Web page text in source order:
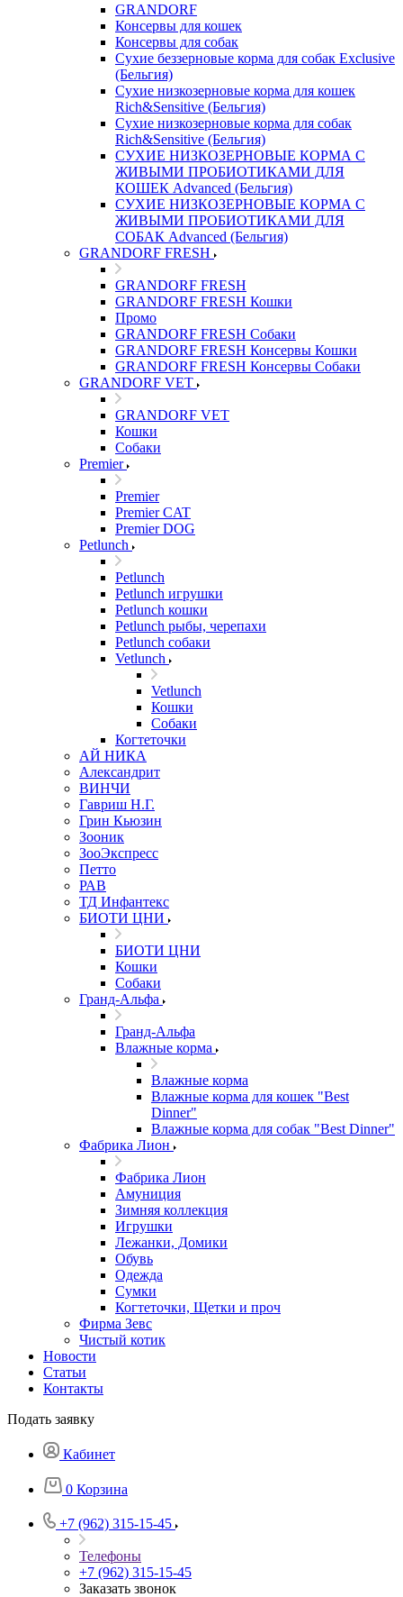
GRANDORF
Консервы для кошек
Консервы для собак
Сухие беззерновые корма для собак Exclusive
(Бельгия)
Сухие низкозерновые корма для кошек
Rich&Sensitive (Бельгия)
Сухие низкозерновые корма для собак
Rich&Sensitive (Бельгия)
СУХИЕ НИЗКОЗЕРНОВЫЕ КОРМА С
ЖИВЫМИ ПРОБИОТИКАМИ ДЛЯ
КОШЕК Advanced (Бельгия)
СУХИЕ НИЗКОЗЕРНОВЫЕ КОРМА С
ЖИВЫМИ ПРОБИОТИКАМИ ДЛЯ
СОБАК Advanced (Бельгия)
GRANDORF FRESH
GRANDORF FRESH
GRANDORF FRESH Кошки
Промо
GRANDORF FRESH Собаки
GRANDORF FRESH Консервы Кошки
GRANDORF FRESH Консервы Собаки
GRANDORF VET
GRANDORF VET
Кошки
Собаки
Premier
Premier
Premier CAT
Premier DOG
Petlunch
Petlunch
Petlunch игрушки
Petlunch кошки
Petlunch рыбы, черепахи
Petlunch собаки
Vetlunch
Vetlunch
Кошки
Собаки
Когтеточки
АЙ НИКА
Александрит
ВИНЧИ
Гавриш Н.Г.
Грин Кьюзин
Зооник
ЗооЭкспресс
Петто
РАВ
ТД Инфантекс
БИОТИ ЦНИ
БИОТИ ЦНИ
Кошки
Собаки
Гранд-Альфа
Гранд-Альфа
Влажные корма
Влажные корма
Влажные корма для кошек "Best
Dinner"
Влажные корма для собак "Best Dinner"
Фабрика Лион
Фабрика Лион
Амуниция
Зимняя коллекция
Игрушки
Лежанки, Домики
Обувь
Одежда
Сумки
Когтеточки, Щетки и проч
Фирма Зевс
Чистый котик
Новости
Статьи
Контакты
Подать заявку
Кабинет
0 Корзина
+7 (962) 315-15-45
Телефоны
+7 (962) 315-15-45
Заказать звонок